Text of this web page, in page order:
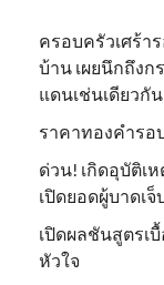
ครอบครัวเศร้า
บ้าน เผยนึกถึง
แดนเช่นเดียวกัน
ราคาทองคำรอ
ด่วน! เกิดอุบัติเ
เปิดยอดผู้บาดเจ็
เปิดผลชันสูตรเ
หัวใจ